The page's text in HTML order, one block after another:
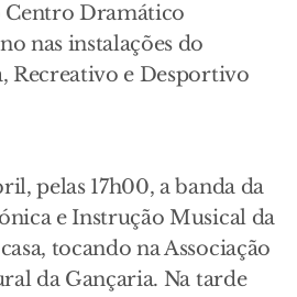
Centro Dramático
nas instalações do
Recreativo e Desportivo
pelas 17h00, a banda da
e Instrução Musical da
tocando na Associação
da Gançaria. Na tarde